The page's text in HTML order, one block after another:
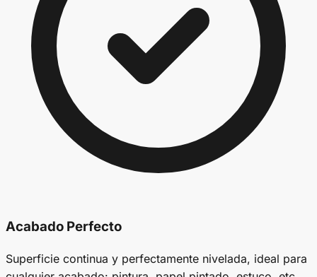
Acabado Perfecto
Superficie continua y perfectamente nivelada, ideal para